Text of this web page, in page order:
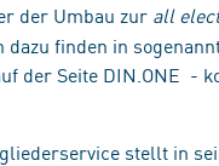
der Umbau zur all
finden in
der Seite DIN.ONE -
stellt in